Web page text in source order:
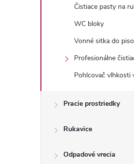
Čistiace pasty na
WC bloky
Vonné sitka do
Profesionálne
Pohlcovač vlhkosti
Pracie prostriedky
Rukavice
Odpadové vrecia